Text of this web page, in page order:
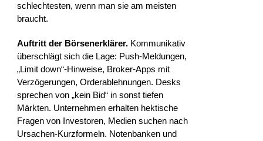
schlechtesten, wenn man sie am meisten
braucht.
Auftritt der Börsenerklärer. Kommunikativ
überschlägt sich die Lage: Push-Meldungen,
„Limit down“-Hinweise, Broker-Apps mit
Verzögerungen, Orderablehnungen. Desks
sprechen von „kein Bid“ in sonst tiefen
Märkten. Unternehmen erhalten hektische
Fragen von Investoren, Medien suchen nach
Ursachen-Kurzformeln. Notenbanken und